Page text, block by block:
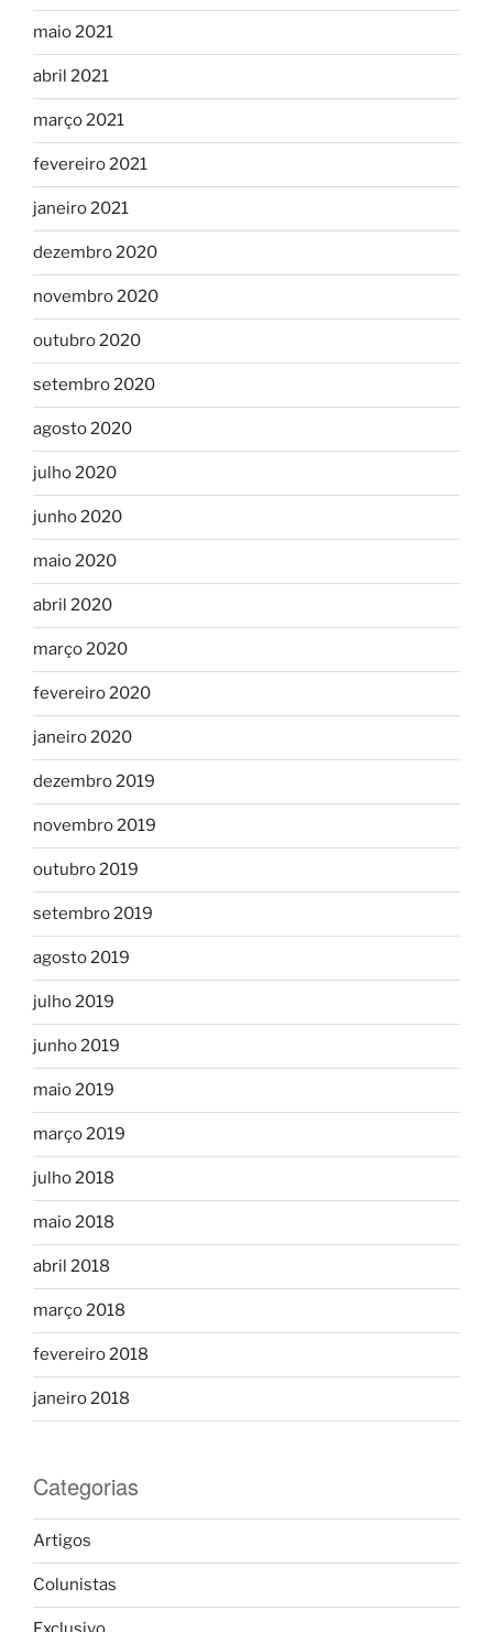
maio 2021
abril 2021
março 2021
fevereiro 2021
janeiro 2021
dezembro 2020
novembro 2020
outubro 2020
setembro 2020
agosto 2020
julho 2020
junho 2020
maio 2020
abril 2020
março 2020
fevereiro 2020
janeiro 2020
dezembro 2019
novembro 2019
outubro 2019
setembro 2019
agosto 2019
julho 2019
junho 2019
maio 2019
março 2019
julho 2018
maio 2018
abril 2018
março 2018
fevereiro 2018
janeiro 2018
Categorias
Artigos
Colunistas